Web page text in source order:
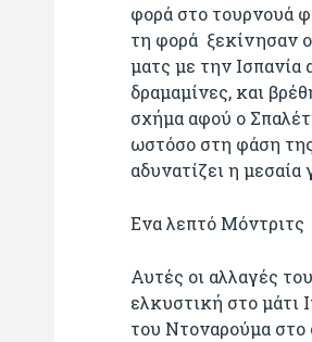
φορά στο τουρνουά
τη φορά ξεκίνησαν
ματς με την Ισπανία
δραμαμίνες, και
σχήμα αφού ο
ωστόσο στη φάση
αδυνατίζει η μεσαία
Ενα λεπτό Μόντριτς
Αυτές οι αλλαγές
ελκυστική στο μάτι
του Ντοναρούμα στο